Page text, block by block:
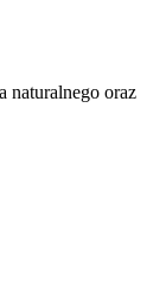
naturalnego oraz